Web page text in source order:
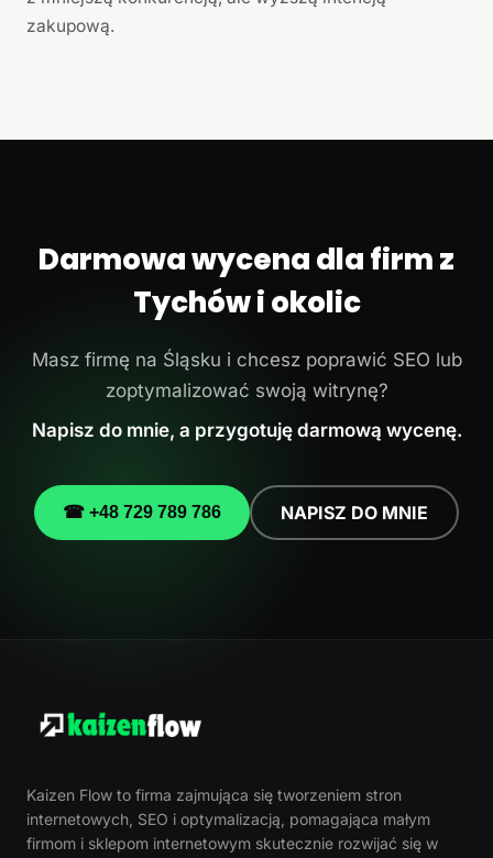
zakupową.
Darmowa wycena dla firm z
Tychów i okolic
Masz firmę na Śląsku i chcesz poprawić SEO lub
zoptymalizować swoją witrynę?
Napisz do mnie, a przygotuję darmową wycenę.
☎ +48 729 789 786 NAPISZ DO MNIE
Kaizen Flow to firma zajmująca się tworzeniem stron
internetowych, SEO i optymalizacją, pomagająca małym
firmom i sklepom internetowym skutecznie rozwijać się w